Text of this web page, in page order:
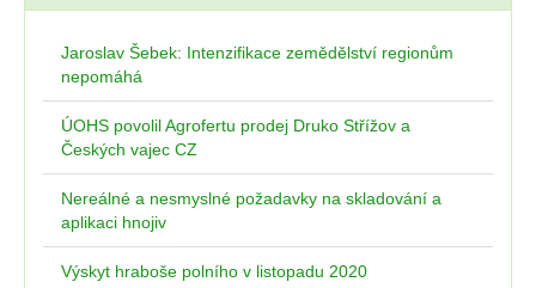
Jaroslav Šebek: Intenzifikace zemědělství regionům
nepomáhá
ÚOHS povolil Agrofertu prodej Druko Střížov a
Českých vajec CZ
Nereálné a nesmyslné požadavky na skladování a
aplikaci hnojiv
Výskyt hraboše polního v listopadu 2020